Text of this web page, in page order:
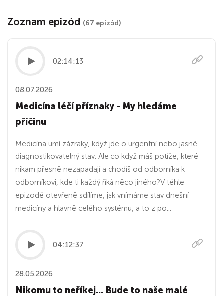
Zoznam epizód (67 epizód)
02:14:13
08.07.2026
Medicína léčí příznaky - My hledáme
příčinu
Medicína umí zázraky, když jde o urgentní nebo jasně
diagnostikovatelný stav. Ale co když máš potíže, které
nikam přesně nezapadají a chodíš od odborníka k
odborníkovi, kde ti každý říká něco jiného?V téhle
epizodě otevřeně sdílíme, jak vnímáme stav dnešní
medicíny a hlavně celého systému, a to z po...
04:12:37
28.05.2026
Nikomu to neříkej... Bude to naše malé